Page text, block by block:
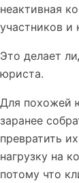
неактивная
участников и
Это делает
юриста.
Для похожей
заранее
превратить
нагрузку на
потому что